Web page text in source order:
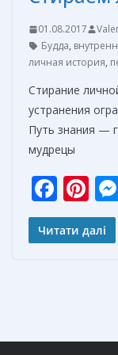
01.08.2017
Будда,
личная история,
Стирание
устранения
Путь знания —
мудрецы
F
ac
e
k
Pi
nt
er
Читати далі